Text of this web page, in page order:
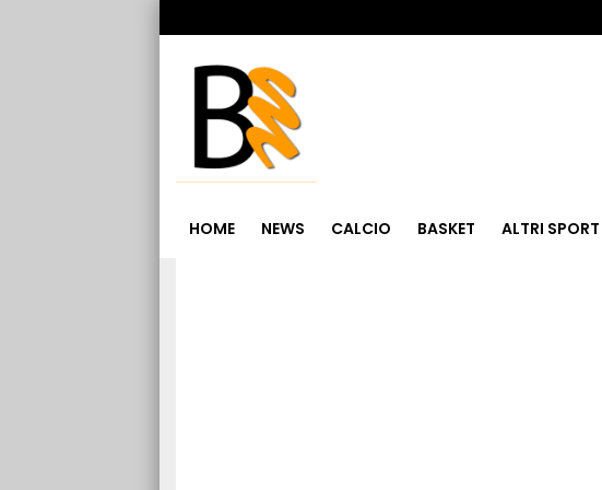
HOME NEWS CALCIO BASKET ALTRI SPORT